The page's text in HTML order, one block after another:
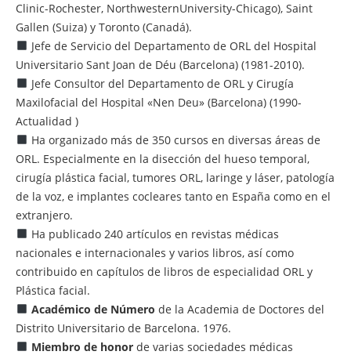
Clinic-Rochester, NorthwesternUniversity-Chicago), Saint
Gallen (Suiza) y Toronto (Canadá).
Jefe de Servicio del Departamento de ORL del Hospital
Universitario Sant Joan de Déu (Barcelona) (1981-2010).
Jefe Consultor del Departamento de ORL y Cirugía
Maxilofacial del Hospital «Nen Deu» (Barcelona) (1990-
Actualidad )
Ha organizado más de 350 cursos en diversas áreas de
ORL. Especialmente en la disección del hueso temporal,
cirugía plástica facial, tumores ORL, laringe y láser, patología
de la voz, e implantes cocleares tanto en España como en el
extranjero.
Ha publicado 240 artículos en revistas médicas
nacionales e internacionales y varios libros, así como
contribuido en capítulos de libros de especialidad ORL y
Plástica facial.
Académico de Número de la Academia de Doctores del
Distrito Universitario de Barcelona. 1976.
Miembro de honorde varias sociedades médicas